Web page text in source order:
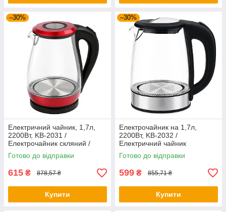
–30%
Електричний чайник, 1,7л,
2200Вт, KB-2031 /
Електрочайник скляний /
Чайник дисковий / Чайник
електричний
Готово до відправки
615 ₴ 878,57 ₴
Купити
–30%
Електрочайник на 1,7л,
2200Вт, KB-2032 /
Електричний чайник
дисковий / Чайник
електричний
Готово до відправки
599 ₴ 855,71 ₴
Купити